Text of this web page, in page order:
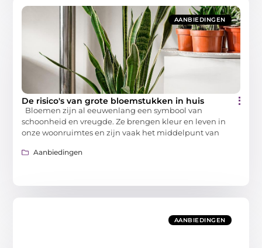
AANBIEDINGEN
De risico's van grote bloemstukken in huis
Bloemen zijn al eeuwenlang een symbool van
schoonheid en vreugde. Ze brengen kleur en leven in
onze woonruimtes en zijn vaak het middelpunt van
Aanbiedingen
AANBIEDINGEN